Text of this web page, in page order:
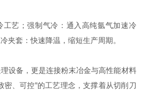
工艺；强制气冷：通入高纯氩气加速冷
夹套：快速降温，缩短生产周期。
设备，更是连接粉末冶金与高性能材料
密、可控”的工艺理念，支撑着从切削刀